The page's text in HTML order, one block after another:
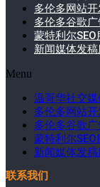
多伦多网站
多伦多谷歌
蒙特利尔SEO
新闻媒体发稿
Menu
温哥华社交
多伦多网站
多伦多谷歌
蒙特利尔SEO
新闻媒体发稿
联系我们